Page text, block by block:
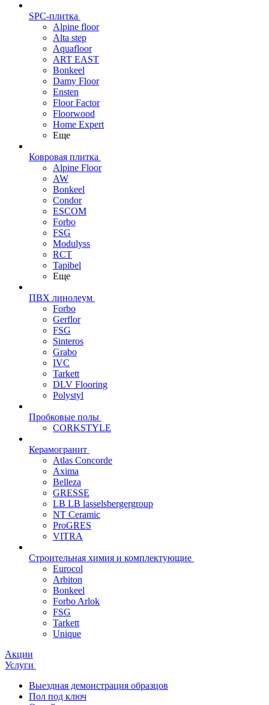
SPC-плитка
Alpine floor
Alta step
Aquafloor
ART EAST
Bonkeel
Damy Floor
Ensten
Floor Factor
Floorwood
Home Expert
Еще
Ковровая плитка
Alpine Floor
AW
Bonkeel
Condor
ESCOM
Forbo
FSG
Modulyss
RCT
Tapibel
Еще
ПВХ линолеум
Forbo
Gerflor
FSG
Sinteros
Grabo
IVC
Tarkett
DLV Flooring
Polystyl
Пробковые полы
CORKSTYLE
Керамогранит
Atlas Concorde
Axima
Belleza
GRESSE
LB LB lasselsbergergroup
NT Ceramic
ProGRES
VITRA
Строительная химия и комплектующие
Eurocol
Arbiton
Bonkeel
Forbo Arlok
FSG
Tarkett
Unique
Акции
Услуги
Выездная демонстрация образцов
Пол под ключ